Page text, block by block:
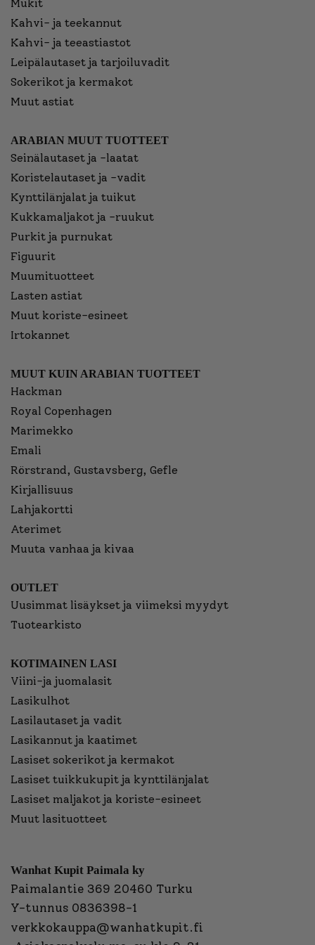
Mukit
Kahvi- ja teekannut
Kahvi- ja teeastiastot
Leipälautaset ja tarjoiluvadit
Sokerikot ja kermakot
Muut astiat
ARABIAN MUUT TUOTTEET
Seinälautaset ja -laatat
Koristelautaset ja -vadit
Kynttilänjalat ja tuikut
Kukkamaljakot ja -ruukut
Purkit ja purnukat
Figuurit
Muumituotteet
Lasten astiat
Muut koriste-esineet
Irtokannet
MUUT KUIN ARABIAN TUOTTEET
Hackman
Royal Copenhagen
Marimekko
Emali
Rörstrand, Gustavsberg, Gefle
Kirjallisuus
Lahjakortti
Aterimet
Muuta vanhaa ja kivaa
OUTLET
Uusimmat lisäykset ja viimeksi myydyt
Tuotearkisto
KOTIMAINEN LASI
Viini-ja juomalasit
Lasikulhot
Lasilautaset ja vadit
Lasikannut ja kaatimet
Lasiset sokerikot ja kermakot
Lasiset tuikkukupit ja kynttilänjalat
Lasiset maljakot ja koriste-esineet
Muut lasituotteet
Wanhat Kupit Paimala ky
Paimalantie 369 20460 Turku
Y-tunnus 0836398-1
verkkokauppa@wanhatkupit.fi